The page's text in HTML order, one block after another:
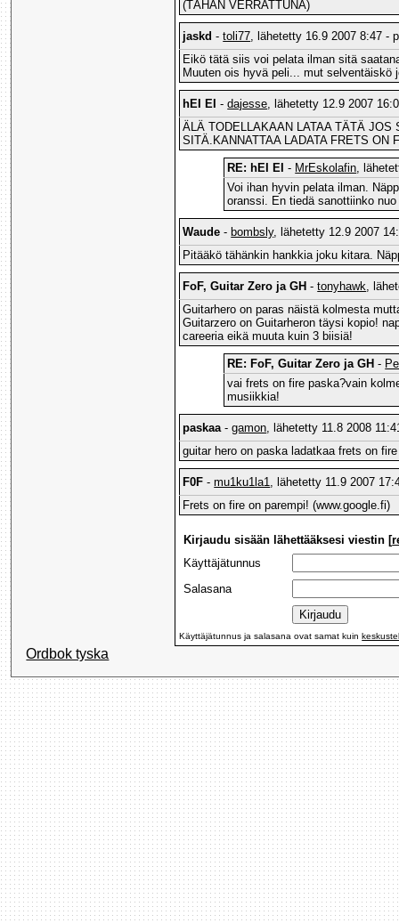
(TÄHÄN VERRATTUNA)
jaskd -toli77, lähetetty 16.9 2007 8:47 -
Eikö tätä siis voi pelata ilman sitä
Muuten ois hyvä peli... mut
hEI EI -dajesse, lähetetty 12.9 2007
ÄLÄ TODELLAKAAN LATAA TÄTÄ JOS
SITÄ.KANNATTAA LADATA FRETS ON
RE: hEI EI - MrEskolafin,
Voi ihan hyvin pelata ilman.
oranssi. En tiedä sanottiinko
Waude - bombsly, lähetetty 12.9 2007
Pitääkö tähänkin hankkia joku kitara.
FoF, Guitar Zero ja GH -tonyhawk,
Guitarhero on paras näistä kolmesta
Guitarzero on Guitarheron täysi kopio!
careeria eikä muuta kuin 3 biisiä!
RE: FoF, Guitar Zero ja GH -
vai frets on fire paska?vain
musiikkia!
paskaa-gamon, lähetetty 11.8 2008
guitar hero on paska ladatkaa frets on
F0F -mu1ku1la1, lähetetty 11.9 2007
Frets on fire on parempi! (www.google.fi)
Kirjaudu sisään lähettääksesi viestin [
Käyttäjätunnus
Salasana
Käyttäjätunnus ja salasana ovat samat kuin
Ordbok tyska